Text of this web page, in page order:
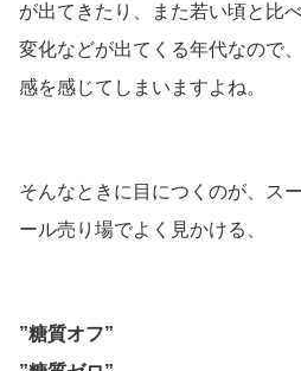
が出てきたり、また若い頃と比
変化などが出てくる年代なので
感を感じてしまいますよね。
そんなときに目につくのが、ス
ール売り場でよく見かける、
”糖質オフ”